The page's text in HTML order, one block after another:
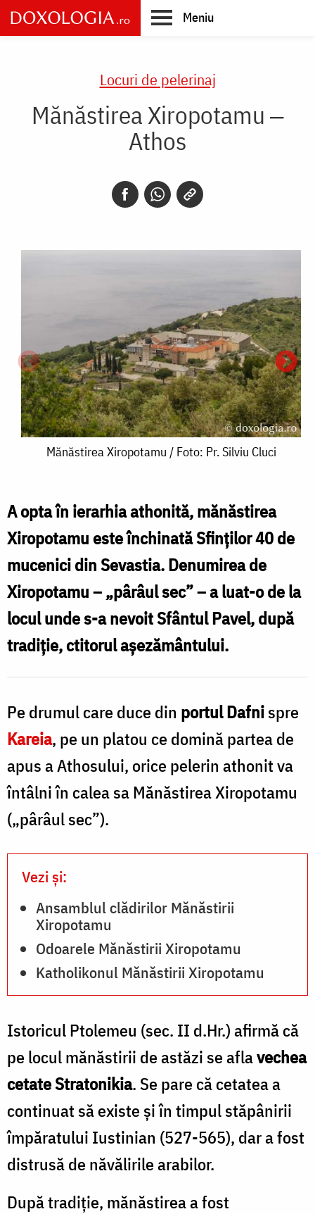
Skip
to
main
Meniu
Locuri de pelerinaj
Mănăstirea Xiropotamu ‒
Athos
Mănăstirea
Foto:
Pr.
Silviu
Cluci
Mănăstirea Xiropotamu / Foto: Pr. Silviu Cluci
A opta în ierarhia athonită, mănăstirea
Xiropotamu este închinată Sfinţilor 40 de
mucenici din Sevastia. Denumirea de
Xiropotamu – „pârâul sec” – a luat-o de la
locul unde s-a nevoit Sfântul Pavel, după
tradiţie, ctitorul aşezământului.
Pe drumul care duce din portul Dafnispre
Kareia, pe un platou ce domină partea de
apus a Athosului, orice pelerin athonit va
întâlni în calea sa Mănăstirea Xiropotamu
(„pârâul sec”).
Vezi și:
Ansamblul clădirilor Mănăstirii
Xiropotamu
Odoarele Mănăstirii Xiropotamu
Katholikonul Mănăstirii Xiropotamu
Istoricul Ptolemeu (sec. II d.Hr.) afirmă că
pe locul mănăstirii de astăzi se aflavechea
cetate Stratonikia. Se pare că cetatea a
continuat să existe şi în timpul stăpânirii
împăratului Iustinian (527-565), dar a fost
distrusă de năvălirile arabilor.
După tradiţie, mănăstirea a fost